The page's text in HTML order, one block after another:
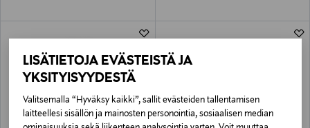
LISÄTIETOJA EVÄSTEISTÄ JA
YKSITYISYYDESTÄ
Valitsemalla “Hyväksy kaikki”, sallit evästeiden tallentamisen
laitteellesi sisällön ja mainosten personointia, sosiaalisen median